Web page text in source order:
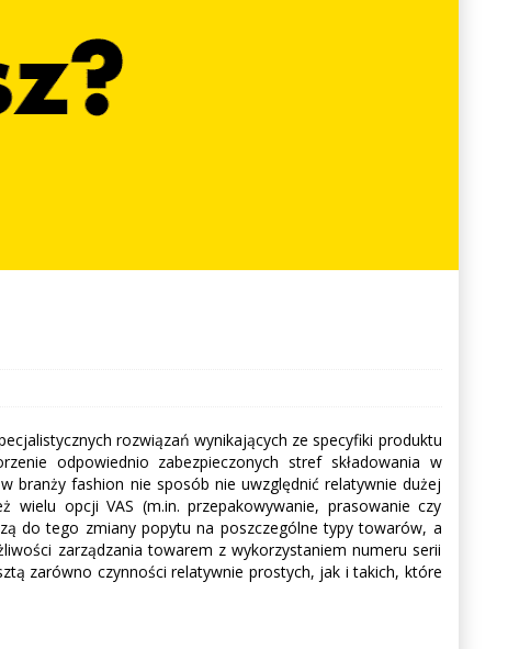
rozwiązań wynikających ze specyfiki produktu
odpowiednio zabezpieczonych stref składowania w
branży fashion nie sposób nie uwzględnić relatywnie dużej
opcji VAS (m.in. przepakowywanie, prasowanie czy
do tego zmiany popytu na poszczególne typy towarów, a
zarządzania towarem z wykorzystaniem numeru serii
zarówno czynności relatywnie prostych, jak i takich, które